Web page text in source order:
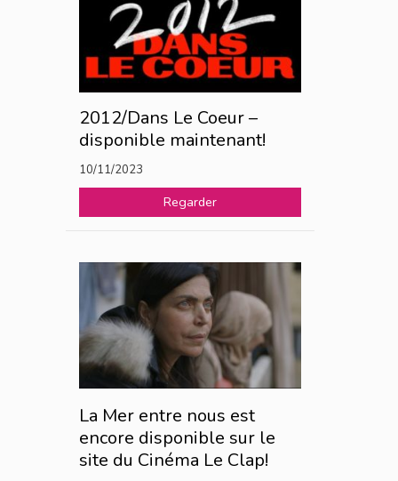
2012/Dans Le Coeur –
disponible maintenant!
10/11/2023
Regarder
La Mer entre nous est
encore disponible sur le
site du Cinéma Le Clap!